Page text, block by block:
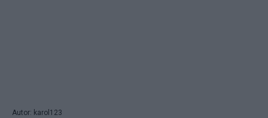
Autor: karol123